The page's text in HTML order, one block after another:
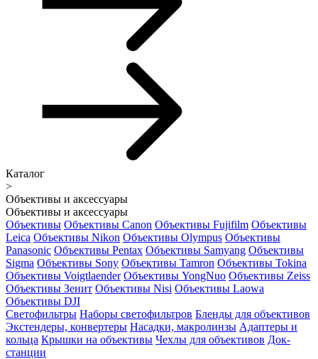
Каталог
>
Объективы и аксессуары
Объективы и аксессуары
Объективы Объективы Canon Объективы Fujifilm Объективы
Leica Объективы Nikon Объективы Olympus Объективы
Panasonic Объективы Pentax Объективы Samyang Объективы
Sigma Объективы Sony Объективы Tamron Объективы Tokina
Объективы Voigtlaender Объективы YongNuo Объективы Zeiss
Объективы Зенит Объективы Nisi Объективы Laowa
Объективы DJI
Светофильтры Наборы светофильтров Бленды для объективов
Экстендеры, конвертеры Насадки, макролинзы Адаптеры и
кольца Крышки на объективы Чехлы для объективов Док-
станции